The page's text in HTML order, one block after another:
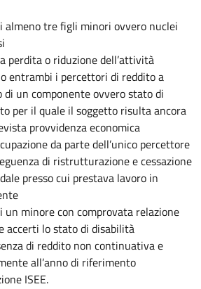
almeno tre figli minori ovvero nuclei
perdita o riduzione dell’attività
entrambi i percettori di reddito a
di un componente ovvero stato di
per il quale il soggetto risulta ancora
provvidenza economica
da parte dell’unico percettore
di ristrutturazione e cessazione
presso cui prestava lavoro in
un minore con comprovata relazione
accerti lo stato di disabilità
di reddito non continuativa e
all’anno di riferimento
ISEE.